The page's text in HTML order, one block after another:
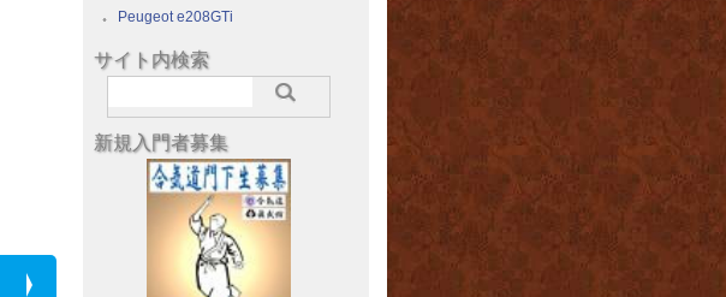
Peugeot e208GTi
サイト内検索
新規入門者募集